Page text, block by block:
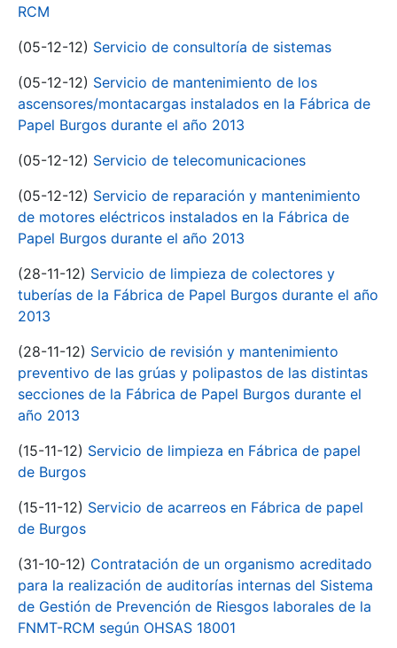
RCM
(05-12-12) Servicio de consultoría de sistemas
(05-12-12) Servicio de mantenimiento de los
ascensores/montacargas instalados en la Fábrica de
Papel Burgos durante el año 2013
(05-12-12) Servicio de telecomunicaciones
(05-12-12) Servicio de reparación y mantenimiento
de motores eléctricos instalados en la Fábrica de
Papel Burgos durante el año 2013
(28-11-12) Servicio de limpieza de colectores y
tuberías de la Fábrica de Papel Burgos durante el año
2013
(28-11-12) Servicio de revisión y mantenimiento
preventivo de las grúas y polipastos de las distintas
secciones de la Fábrica de Papel Burgos durante el
año 2013
(15-11-12) Servicio de limpieza en Fábrica de papel
de Burgos
(15-11-12) Servicio de acarreos en Fábrica de papel
de Burgos
(31-10-12) Contratación de un organismo acreditado
para la realización de auditorías internas del Sistema
de Gestión de Prevención de Riesgos laborales de la
FNMT-RCM según OHSAS 18001